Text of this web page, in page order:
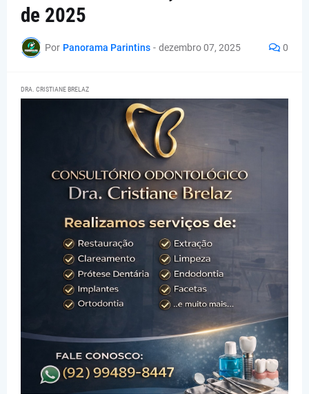
de 2025
Por Panorama Parintins - dezembro 07, 2025 0
DRA. CRISTIANE BRELAZ